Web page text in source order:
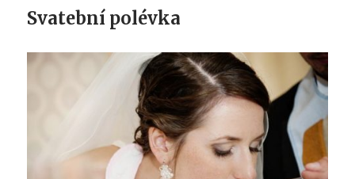
Svatební polévka